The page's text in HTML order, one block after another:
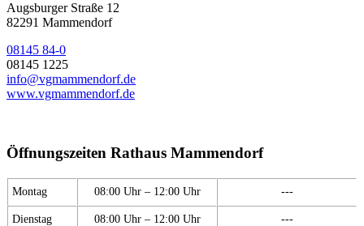
Augsburger Straße 12
82291 Mammendorf
08145 84-0
08145 1225
info@vgmammendorf.de
www.vgmammendorf.de
Öffnungszeiten Rathaus Mammendorf
Montag 08:00 Uhr – 12:00 Uhr ---
Dienstag 08:00 Uhr – 12:00 Uhr ---